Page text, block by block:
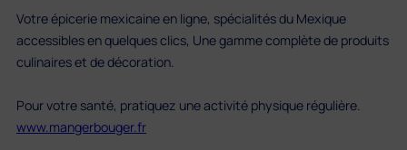
Votre épicerie mexicaine en ligne, spécialités du Mexique
accessibles en quelques clics, Une gamme complète de produits
culinaires et de décoration.
Pour votre santé, pratiquez une activité physique régulière.
www.mangerbouger.fr